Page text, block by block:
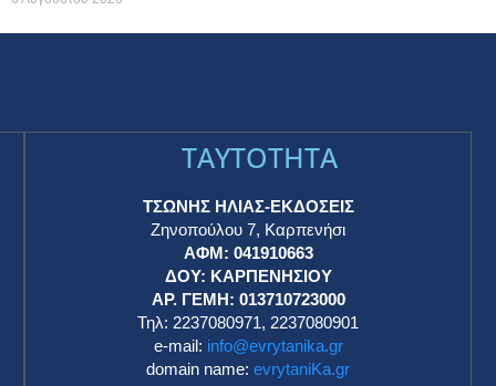
TAYTOTHTA
ΤΣΩΝΗΣ ΗΛΙΑΣ-ΕΚΔΟΣΕΙΣ
Ζηνοπούλου 7, Καρπενήσι
ΑΦΜ: 041910663
ΔΟΥ: ΚΑΡΠΕΝΗΣΙΟΥ
ΑΡ. ΓΕΜΗ: 013710723000
Τηλ: 2237080971, 2237080901
e-mail: info@evrytanika.gr
domain name: evrytaniKa.gr